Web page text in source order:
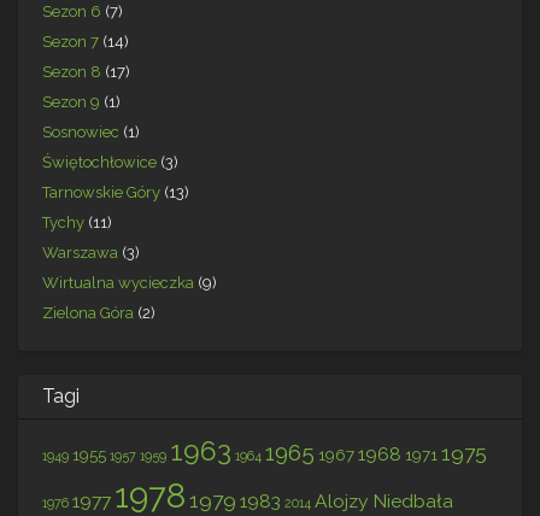
Sezon 6 (7)
Sezon 7 (14)
Sezon 8 (17)
Sezon 9 (1)
Sosnowiec (1)
Świętochłowice (3)
Tarnowskie Góry (13)
Tychy (11)
Warszawa (3)
Wirtualna wycieczka (9)
Zielona Góra (2)
Tagi
1949 1955 1957 1959 1963 1964 1965 19671968 1971 1975
1976 1977 1978 1979 1983 2014 Alojzy Niedbała